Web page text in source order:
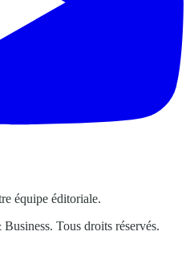
équipe éditoriale.
Tous droits réservés.